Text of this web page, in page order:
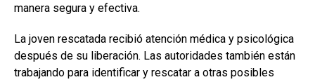
manera segura y efectiva.
La joven rescatada recibió atención médica y psicológica
después de su liberación. Las autoridades también están
trabajando para identificar y rescatar a otras posibles